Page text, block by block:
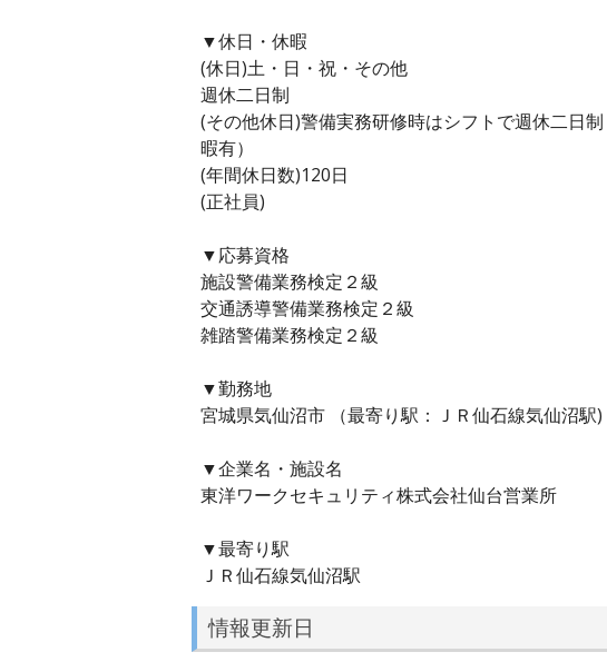
▼休日・休暇
(休日)土・日・祝・その他
週休二日制
(その他休日)警備実務研修時はシフトで週休二日
暇有）
(年間休日数)120日
(正社員)
▼応募資格
施設警備業務検定２級
交通誘導警備業務検定２級
雑踏警備業務検定２級
▼勤務地
宮城県気仙沼市 （最寄り駅：ＪＲ仙石線気仙沼駅)
▼企業名・施設名
東洋ワークセキュリティ株式会社仙台営業所
▼最寄り駅
ＪＲ仙石線気仙沼駅
情報更新日